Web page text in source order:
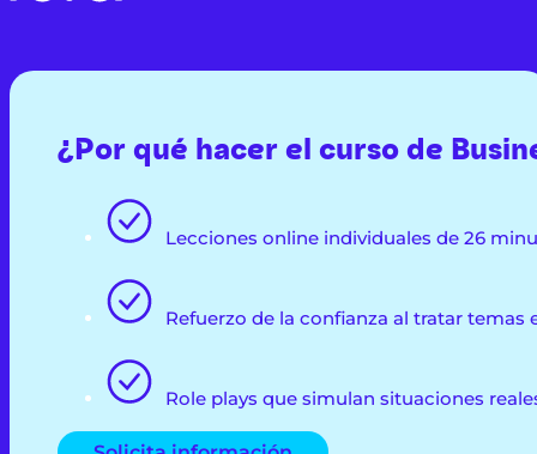
¿Por qué hacer el curso de
Lecciones online individuales de 26
Refuerzo de la confianza al tratar temas
Role plays que simulan situaciones